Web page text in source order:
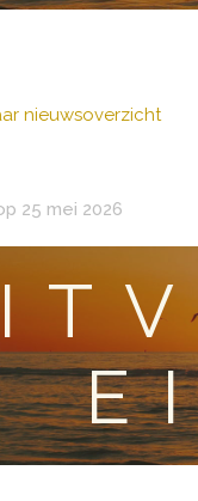
nieuwsoverzicht
25 mei 2026